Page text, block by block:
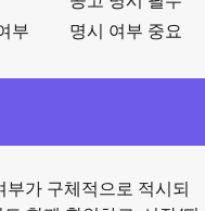
부 명시 여부 중요
부가 구체적으로 적시되